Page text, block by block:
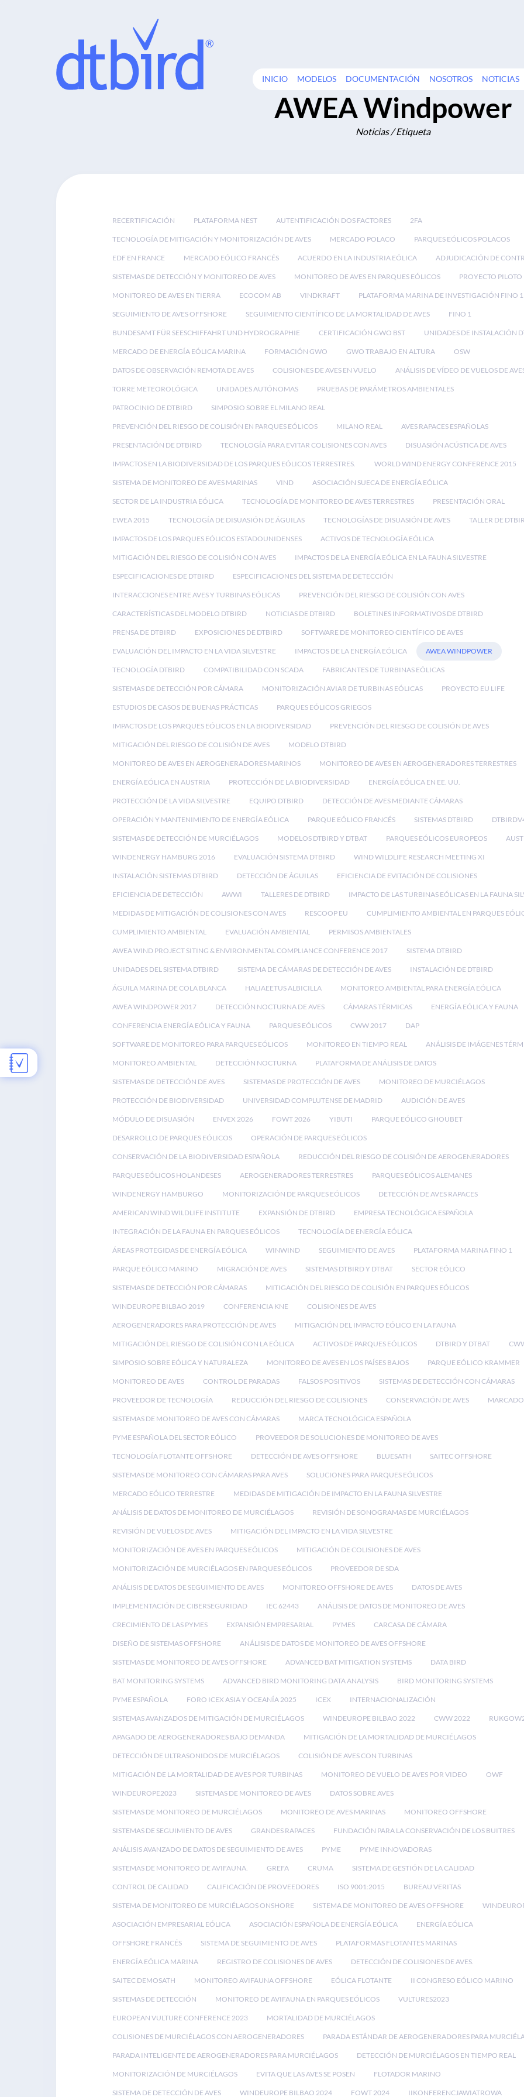
INICIO MODELOS DOCUMENTACIÓN NOSOTROS NOTICIAS
AWEA Windpower
Noticias / Etiqueta
RECERTIFICACIÓN PLATAFORMA NEST AUTENTIFICACIÓN DOS FACTORES 2FA
TECNOLOGÍA DE MITIGACIÓN Y MONITORIZACIÓN DE AVES MERCADO POLACO PARQUES EÓLICOS POLACOS
EDF EN FRANCE MERCADO EÓLICO FRANCÉS ACUERDO EN LA INDUSTRIA EÓLICA ADJUDICACIÓN DE
SISTEMAS DE DETECCIÓN Y MONITOREO DE AVES MONITOREO DE AVES EN PARQUES EÓLICOS PROYECTO PILOTO
MONITOREO DE AVES EN TIERRA ECOCOM AB VINDKRAFT PLATAFORMA MARINA DE INVESTIGACIÓN FINO 1
SEGUIMIENTO DE AVES OFFSHORE SEGUIMIENTO CIENTÍFICO DE LA MORTALIDAD DE AVES FINO 1
BUNDESAMT FÜR SEESCHIFFAHRT UND HYDROGRAPHIE CERTIFICACIÓN GWO BST UNIDADES DE INSTALACIÓN
MERCADO DE ENERGÍA EÓLICA MARINA FORMACIÓN GWO GWO TRABAJO EN ALTURA OSW
DATOS DE OBSERVACIÓN REMOTA DE AVES COLISIONES DE AVES EN VUELO ANÁLISIS DE VÍDEO DE VUELOS DE
TORRE METEOROLÓGICA UNIDADES AUTÓNOMAS PRUEBAS DE PARÁMETROS AMBIENTALES
PATROCINIO DE DTBIRD SIMPOSIO SOBRE EL MILANO REAL
PREVENCIÓN DEL RIESGO DE COLISIÓN EN PARQUES EÓLICOS MILANO REAL AVES RAPACES ESPAÑOLAS
PRESENTACIÓN DE DTBIRD TECNOLOGÍA PARA EVITAR COLISIONES CON AVES DISUASIÓN ACÚSTICA DE AVES
IMPACTOS EN LA BIODIVERSIDAD DE LOS PARQUES EÓLICOS TERRESTRES. WORLD WIND ENERGY CONFERENCE 2015
SISTEMA DE MONITOREO DE AVES MARINAS VIND ASOCIACIÓN SUECA DE ENERGÍA EÓLICA
SECTOR DE LA INDUSTRIA EÓLICA TECNOLOGÍA DE MONITOREO DE AVES TERRESTRES PRESENTACIÓN ORAL
EWEA 2015 TECNOLOGÍA DE DISUASIÓN DE ÁGUILAS TECNOLOGÍAS DE DISUASIÓN DE AVES TALLER DE
IMPACTOS DE LOS PARQUES EÓLICOS ESTADOUNIDENSES ACTIVOS DE TECNOLOGÍA EÓLICA
MITIGACIÓN DEL RIESGO DE COLISIÓN CON AVES IMPACTOS DE LA ENERGÍA EÓLICA EN LA FAUNA SILVESTRE
ESPECIFICACIONES DE DTBIRD ESPECIFICACIONES DEL SISTEMA DE DETECCIÓN
INTERACCIONES ENTRE AVES Y TURBINAS EÓLICAS PREVENCIÓN DEL RIESGO DE COLISIÓN CON AVES
CARACTERÍSTICAS DEL MODELO DTBIRD NOTICIAS DE DTBIRD BOLETINES INFORMATIVOS DE DTBIRD
PRENSA DE DTBIRD EXPOSICIONES DE DTBIRD SOFTWARE DE MONITOREO CIENTÍFICO DE AVES
EVALUACIÓN DEL IMPACTO EN LA VIDA SILVESTRE IMPACTOS DE LA ENERGÍA EÓLICA AWEA WINDPOWER
TECNOLOGÍA DTBIRD COMPATIBILIDAD CON SCADA FABRICANTES DE TURBINAS EÓLICAS
SISTEMAS DE DETECCIÓN POR CÁMARA MONITORIZACIÓN AVIAR DE TURBINAS EÓLICAS PROYECTO EU LIFE
ESTUDIOS DE CASOS DE BUENAS PRÁCTICAS PARQUES EÓLICOS GRIEGOS
IMPACTOS DE LOS PARQUES EÓLICOS EN LA BIODIVERSIDAD PREVENCIÓN DEL RIESGO DE COLISIÓN DE AVES
MITIGACIÓN DEL RIESGO DE COLISIÓN DE AVES MODELO DTBIRD
MONITOREO DE AVES EN AEROGENERADORES MARINOS MONITOREO DE AVES EN AEROGENERADORES TERRESTRES
ENERGÍA EÓLICA EN AUSTRIA PROTECCIÓN DE LA BIODIVERSIDAD ENERGÍA EÓLICA EN EE. UU.
PROTECCIÓN DE LA VIDA SILVESTRE EQUIPO DTBIRD DETECCIÓN DE AVES MEDIANTE CÁMARAS
OPERACIÓN Y MANTENIMIENTO DE ENERGÍA EÓLICA PARQUE EÓLICO FRANCÉS SISTEMAS DTBIRD
SISTEMAS DE DETECCIÓN DE MURCIÉLAGOS MODELOS DTBIRD Y DTBAT PARQUES EÓLICOS EUROPEOS
WINDENERGY HAMBURG 2016 EVALUACIÓN SISTEMA DTBIRD WIND WILDLIFE RESEARCH MEETING XI
INSTALACIÓN SISTEMAS DTBIRD DETECCIÓN DE ÁGUILAS EFICIENCIA DE EVITACIÓN DE COLISIONES
EFICIENCIA DE DETECCIÓN AWWI TALLERES DE DTBIRD IMPACTO DE LAS TURBINAS EÓLICAS EN LA FAUNA
MEDIDAS DE MITIGACIÓN DE COLISIONES CON AVES RESCOOP EU CUMPLIMIENTO AMBIENTAL EN PARQUES
CUMPLIMIENTO AMBIENTAL EVALUACIÓN AMBIENTAL PERMISOS AMBIENTALES
AWEA WIND PROJECT SITING & ENVIRONMENTAL COMPLIANCE CONFERENCE 2017 SISTEMA DTBIRD
UNIDADES DEL SISTEMA DTBIRD SISTEMA DE CÁMARAS DE DETECCIÓN DE AVES INSTALACIÓN DE DTBIRD
ÁGUILA MARINA DE COLA BLANCA HALIAEETUS ALBICILLA MONITOREO AMBIENTAL PARA ENERGÍA EÓLICA
AWEA WINDPOWER 2017 DETECCIÓN NOCTURNA DE AVES CÁMARAS TÉRMICAS ENERGÍA EÓLICA Y FAUNA
CONFERENCIA ENERGÍA EÓLICA Y FAUNA PARQUES EÓLICOS CWW 2017 DAP
SOFTWARE DE MONITOREO PARA PARQUES EÓLICOS MONITOREO EN TIEMPO REAL ANÁLISIS DE IMÁGENES
MONITOREO AMBIENTAL DETECCIÓN NOCTURNA PLATAFORMA DE ANÁLISIS DE DATOS
SISTEMAS DE DETECCIÓN DE AVES SISTEMAS DE PROTECCIÓN DE AVES MONITOREO DE MURCIÉLAGOS
PROTECCIÓN DE BIODIVERSIDAD UNIVERSIDAD COMPLUTENSE DE MADRID AUDICIÓN DE AVES
MÓDULO DE DISUASIÓN ENVEX 2026 FOWT 2026 YIBUTI PARQUE EÓLICO GHOUBET
DESARROLLO DE PARQUES EÓLICOS OPERACIÓN DE PARQUES EÓLICOS
CONSERVACIÓN DE LA BIODIVERSIDAD ESPAÑOLA REDUCCIÓN DEL RIESGO DE COLISIÓN DE AEROGENERADORES
PARQUES EÓLICOS HOLANDESES AEROGENERADORES TERRESTRES PARQUES EÓLICOS ALEMANES
WINDENERGY HAMBURGO MONITORIZACIÓN DE PARQUES EÓLICOS DETECCIÓN DE AVES RAPACES
AMERICAN WIND WILDLIFE INSTITUTE EXPANSIÓN DE DTBIRD EMPRESA TECNOLÓGICA ESPAÑOLA
INTEGRACIÓN DE LA FAUNA EN PARQUES EÓLICOS TECNOLOGÍA DE ENERGÍA EÓLICA
ÁREAS PROTEGIDAS DE ENERGÍA EÓLICA WINWIND SEGUIMIENTO DE AVES PLATAFORMA MARINA FINO 1
PARQUE EÓLICO MARINO MIGRACIÓN DE AVES SISTEMAS DTBIRD Y DTBAT SECTOR EÓLICO
SISTEMAS DE DETECCIÓN POR CÁMARAS MITIGACIÓN DEL RIESGO DE COLISIÓN EN PARQUES EÓLICOS
WINDEUROPE BILBAO 2019 CONFERENCIA KNE COLISIONES DE AVES
AEROGENERADORES PARA PROTECCIÓN DE AVES MITIGACIÓN DEL IMPACTO EÓLICO EN LA FAUNA
MITIGACIÓN DEL RIESGO DE COLISIÓN CON LA EÓLICA ACTIVOS DE PARQUES EÓLICOS DTBIRD Y DTBAT
SIMPOSIO SOBRE EÓLICA Y NATURALEZA MONITOREO DE AVES EN LOS PAÍSES BAJOS PARQUE EÓLICO KRAMMER
MONITOREO DE AVES CONTROL DE PARADAS FALSOS POSITIVOS SISTEMAS DE DETECCIÓN CON CÁMARAS
PROVEEDOR DE TECNOLOGÍA REDUCCIÓN DEL RIESGO DE COLISIONES CONSERVACIÓN DE AVES MARCADO
SISTEMAS DE MONITOREO DE AVES CON CÁMARAS MARCA TECNOLÓGICA ESPAÑOLA
PYME ESPAÑOLA DEL SECTOR EÓLICO PROVEEDOR DE SOLUCIONES DE MONITOREO DE AVES
TECNOLOGÍA FLOTANTE OFFSHORE DETECCIÓN DE AVES OFFSHORE BLUESATH SAITEC OFFSHORE
SISTEMAS DE MONITOREO CON CÁMARAS PARA AVES SOLUCIONES PARA PARQUES EÓLICOS
MERCADO EÓLICO TERRESTRE MEDIDAS DE MITIGACIÓN DE IMPACTO EN LA FAUNA SILVESTRE
ANÁLISIS DE DATOS DE MONITOREO DE MURCIÉLAGOS REVISIÓN DE SONOGRAMAS DE MURCIÉLAGOS
REVISIÓN DE VUELOS DE AVES MITIGACIÓN DEL IMPACTO EN LA VIDA SILVESTRE
MONITORIZACIÓN DE AVES EN PARQUES EÓLICOS MITIGACIÓN DE COLISIONES DE AVES
MONITORIZACIÓN DE MURCIÉLAGOS EN PARQUES EÓLICOS PROVEEDOR DE SDA
ANÁLISIS DE DATOS DE SEGUIMIENTO DE AVES MONITOREO OFFSHORE DE AVES DATOS DE AVES
IMPLEMENTACIÓN DE CIBERSEGURIDAD IEC 62443 ANÁLISIS DE DATOS DE MONITOREO DE AVES
CRECIMIENTO DE LAS PYMES EXPANSIÓN EMPRESARIAL PYMES CARCASA DE CÁMARA
DISEÑO DE SISTEMAS OFFSHORE ANÁLISIS DE DATOS DE MONITOREO DE AVES OFFSHORE
SISTEMAS DE MONITOREO DE AVES OFFSHORE ADVANCED BAT MITIGATION SYSTEMS DATA BIRD
BAT MONITORING SYSTEMS ADVANCED BIRD MONITORING DATA ANALYSIS BIRD MONITORING SYSTEMS
PYME ESPAÑOLA FORO ICEX ASIA Y OCEANÍA 2025 ICEX INTERNACIONALIZACIÓN
SISTEMAS AVANZADOS DE MITIGACIÓN DE MURCIÉLAGOS WINDEUROPE BILBAO 2022 CWW 2022
APAGADO DE AEROGENERADORES BAJO DEMANDA MITIGACIÓN DE LA MORTALIDAD DE MURCIÉLAGOS
DETECCIÓN DE ULTRASONIDOS DE MURCIÉLAGOS COLISIÓN DE AVES CON TURBINAS
MITIGACIÓN DE LA MORTALIDAD DE AVES POR TURBINAS MONITOREO DE VUELO DE AVES POR VIDEO OWF
WINDEUROPE2023 SISTEMAS DE MONITOREO DE AVES DATOS SOBRE AVES
SISTEMAS DE MONITOREO DE MURCIÉLAGOS MONITOREO DE AVES MARINAS MONITOREO OFFSHORE
SISTEMAS DE SEGUIMIENTO DE AVES GRANDES RAPACES FUNDACIÓN PARA LA CONSERVACIÓN DE LOS BUITRES
ANÁLISIS AVANZADO DE DATOS DE SEGUIMIENTO DE AVES PYME PYME INNOVADORAS
SISTEMAS DE MONITOREO DE AVIFAUNA. GREFA CRUMA SISTEMA DE GESTIÓN DE LA CALIDAD
CONTROL DE CALIDAD CALIFICACIÓN DE PROVEEDORES ISO 9001:2015 BUREAU VERITAS
SISTEMA DE MONITOREO DE MURCIÉLAGOS ONSHORE SISTEMA DE MONITOREO DE AVES OFFSHORE
ASOCIACIÓN EMPRESARIAL EÓLICA ASOCIACIÓN ESPAÑOLA DE ENERGÍA EÓLICA ENERGÍA EÓLICA
OFFSHORE FRANCÉS SISTEMA DE SEGUIMIENTO DE AVES PLATAFORMAS FLOTANTES MARINAS
ENERGÍA EÓLICA MARINA REGISTRO DE COLISIONES DE AVES DETECCIÓN DE COLISIONES DE AVES.
SAITEC DEMOSATH MONITOREO AVIFAUNA OFFSHORE EÓLICA FLOTANTE II CONGRESO EÓLICO MARINO
SISTEMAS DE DETECCIÓN MONITOREO DE AVIFAUNA EN PARQUES EÓLICOS VULTURES2023
EUROPEAN VULTURE CONFERENCE 2023 MORTALIDAD DE MURCIÉLAGOS
COLISIONES DE MURCIÉLAGOS CON AEROGENERADORES PARADA ESTÁNDAR DE AEROGENERADORES PARA
PARADA INTELIGENTE DE AEROGENERADORES PARA MURCIÉLAGOS DETECCIÓN DE MURCIÉLAGOS EN TIEMPO REAL
MONITORIZACIÓN DE MURCIÉLAGOS EVITA QUE LAS AVES SE POSEN FLOTADOR MARINO
SISTEMA DE DETECCIÓN DE AVES WINDEUROPE BILBAO 2024 FOWT 2024 IIKONFERENCJAWIATROWA